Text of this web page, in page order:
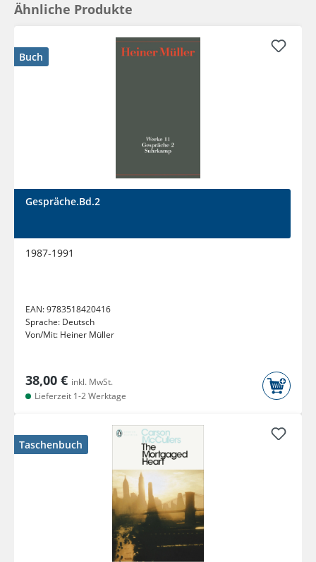
Ähnliche Produkte
Buch
Gespräche.Bd.2
1987-1991
EAN:9783518420416
Sprache: Deutsch
Von/Mit: Heiner Müller
38,00 € inkl. MwSt.
Lieferzeit 1-2 Werktage
Taschenbuch